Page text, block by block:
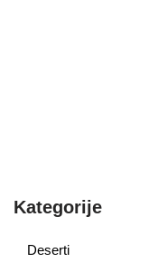
Kategorije
Deserti